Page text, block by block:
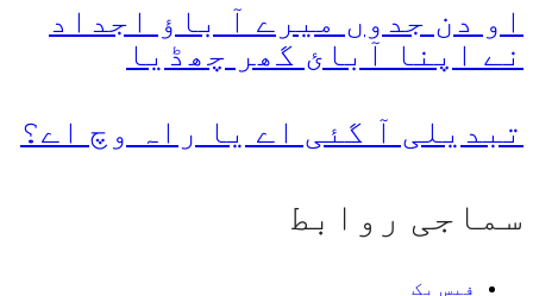
او دن جدوں میرے آ باؤ اجداد
نے اپنا آبائ گھر چھڈیا
تبدیلی آ گئی اے یا راہ وچ اے؟
سماجی روابط
فیس بک